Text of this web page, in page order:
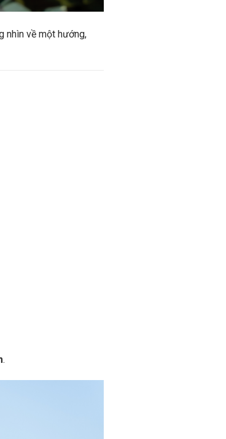
nhìn về một hướng,
.